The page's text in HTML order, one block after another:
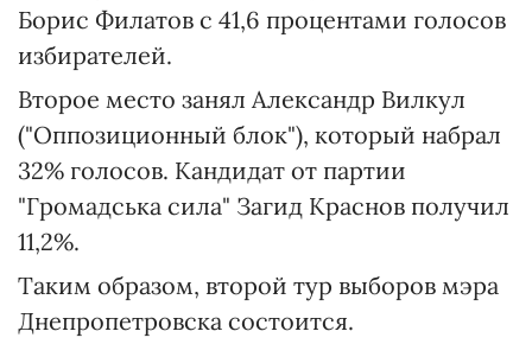
Борис Филатов с 41,6 процентами голосов
избирателей.
Второе место занял Александр Вилкул
("Оппозиционный блок"), который набрал
32% голосов. Кандидат от партии
"Громадська сила" Загид Краснов получил
11,2%.
Таким образом, второй тур выборов мэра
Днепропетровска состоится.